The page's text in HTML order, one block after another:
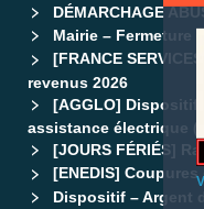
DÉMARCHAGE
Mairie – Fermeture
[FRANCE
revenus 2026
[AGGLO] Dispositif
assistance électrique
[JOURS FÉRIÉS]
[ENEDIS] Coupures
Dispositif – Argent